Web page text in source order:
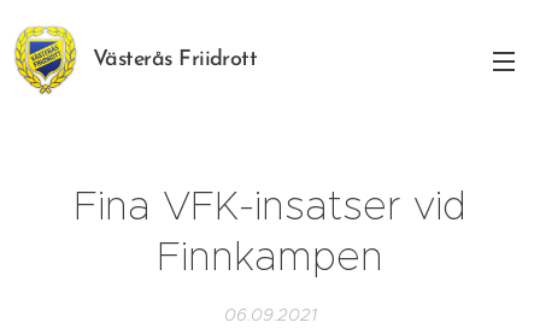
Västerås Friidrott
Fina VFK-insatser vid
Finnkampen
06.09.2021